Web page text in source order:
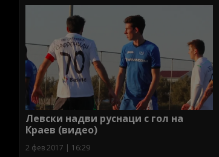
Левски надви руснаци с гол на
Краев (видео)
2 фев 2017 | 16:29